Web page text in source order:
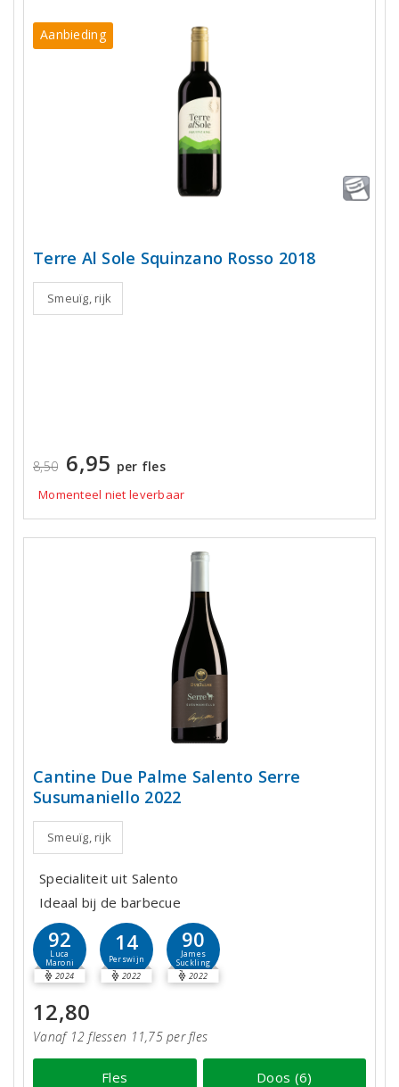
Aanbieding
Terre Al Sole Squinzano Rosso 2018
Smeuïg, rijk
8,50 6,95 per fles
Momenteel niet leverbaar
Cantine Due Palme Salento Serre
Susumaniello 2022
Smeuïg, rijk
Specialiteit uit Salento
Ideaal bij de barbecue
92
Luca
Maroni
2024
14
Perswijn
2022
90
James
Suckling
2022
12,80
Vanaf 12 flessen 11,75 per fles
Fles Doos (6)